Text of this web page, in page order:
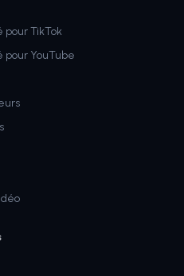
TikTok
YouTube